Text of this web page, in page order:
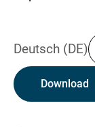
Deutsch (DE)
Download